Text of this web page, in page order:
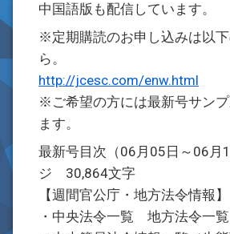
中国語版も配信しています。
※定期購読のお申し込みは以
ら。
http://jcesc.com/enw.html
※ご希望の方には最新号サン
ます。
最新号目次（06月05日～06月
ジ 30,864文字
【週間官公庁・地方法令情報】
・中央法令一覧 地方法令一